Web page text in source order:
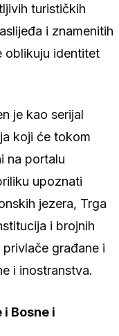
turističkih
i znamenitih
oblikuju identitet
je kao serijal
koji će tokom
na portalu
upoznati
jezera, Trga
i brojnih
građane i
i inostranstva.
Bosne i